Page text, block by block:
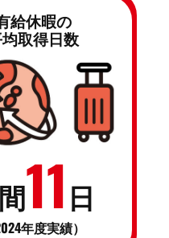
給休暇の
取得日数
11 日
年度実績）